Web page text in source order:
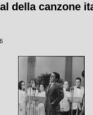
della canzone